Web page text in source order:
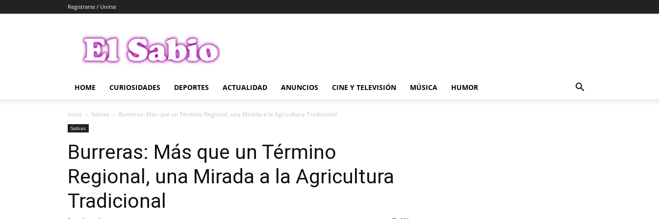
Registrarse / Unirse
Sabio
HOME CURIOSIDADES DEPORTES ACTUALIDAD ANUNCIOS CINE Y TELEVISIÓN MÚSICA HUMOR
Inicio Sabias Burreras: Más que un Término Regional, una Mirada a la Agricultura Tradicional
Sabias
Burreras: Más que un Término
Regional, una Mirada a la Agricultura
Tradicional